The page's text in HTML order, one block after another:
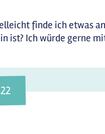
finde ich etwas
ist? Ich würde gerne